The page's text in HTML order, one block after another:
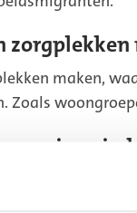
zorgplekken
maken,
Zoals
woning
niet meer bij